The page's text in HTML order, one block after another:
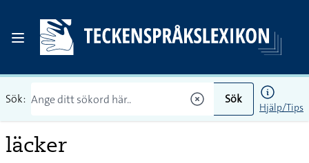
Sök: Sök
Hjälp/Tips
läcker